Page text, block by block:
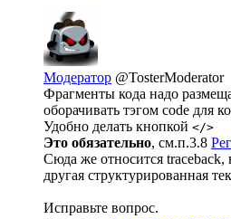
Модератор @TosterModerator
Фрагменты кода надо
оборачивать тэгом code для
Удобно делать кнопкой </>
Это обязательно, см.п.3.8
Сюда же относится
другая структурированная
Исправьте вопрос.